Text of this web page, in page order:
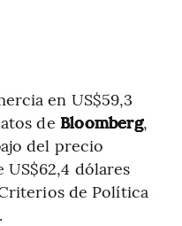
en US$59,3
de Bloomberg,
del precio
dólares
de Política